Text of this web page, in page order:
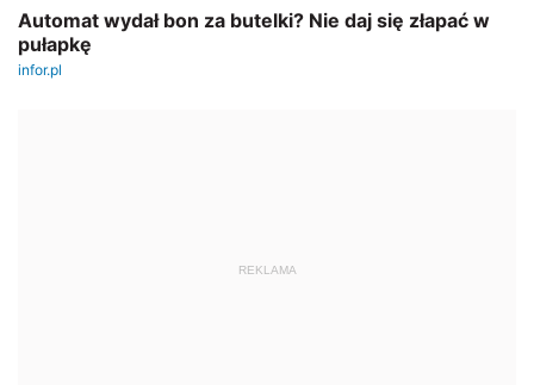
REKLAMA